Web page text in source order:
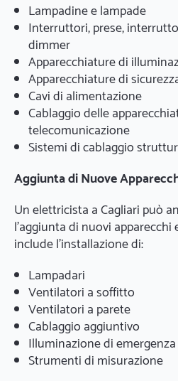
Lampadine e lampade
Interruttori, prese,
dimmer
Apparecchiature di
Apparecchiature di
Cavi di alimentazione
Cablaggio delle
telecomunicazione
Sistemi di cablaggio
Aggiunta di Nuove
Un elettricista a Cagliari può
l'aggiunta di nuovi apparecchi
include l'installazione di:
Lampadari
Ventilatori a soffitto
Ventilatori a parete
Cablaggio aggiuntivo
Illuminazione di emergenza
Strumenti di misurazione